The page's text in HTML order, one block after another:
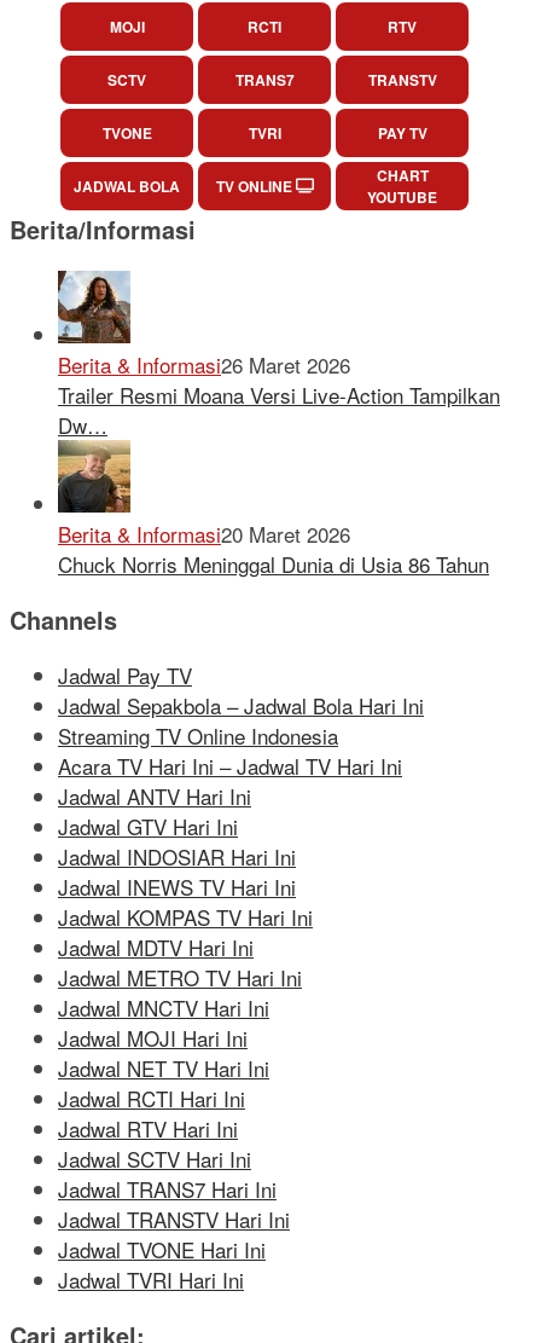
MOJI RCTI RTV
SCTV TRANS7 TRANSTV
TVONE TVRI PAY TV
JADWAL BOLA TV ONLINE
CHART
YOUTUBE
Berita/Informasi
Berita & Informasi26 Maret 2026
Trailer Resmi Moana Versi Live-Action Tampilkan
Dw…
Berita & Informasi20 Maret 2026
Chuck Norris Meninggal Dunia di Usia 86 Tahun
Channels
Jadwal Pay TV
Jadwal Sepakbola – Jadwal Bola Hari Ini
Streaming TV Online Indonesia
Acara TV Hari Ini – Jadwal TV Hari Ini
Jadwal ANTV Hari Ini
Jadwal GTV Hari Ini
Jadwal INDOSIAR Hari Ini
Jadwal INEWS TV Hari Ini
Jadwal KOMPAS TV Hari Ini
Jadwal MDTV Hari Ini
Jadwal METRO TV Hari Ini
Jadwal MNCTV Hari Ini
Jadwal MOJI Hari Ini
Jadwal NET TV Hari Ini
Jadwal RCTI Hari Ini
Jadwal RTV Hari Ini
Jadwal SCTV Hari Ini
Jadwal TRANS7 Hari Ini
Jadwal TRANSTV Hari Ini
Jadwal TVONE Hari Ini
Jadwal TVRI Hari Ini
Cari artikel: